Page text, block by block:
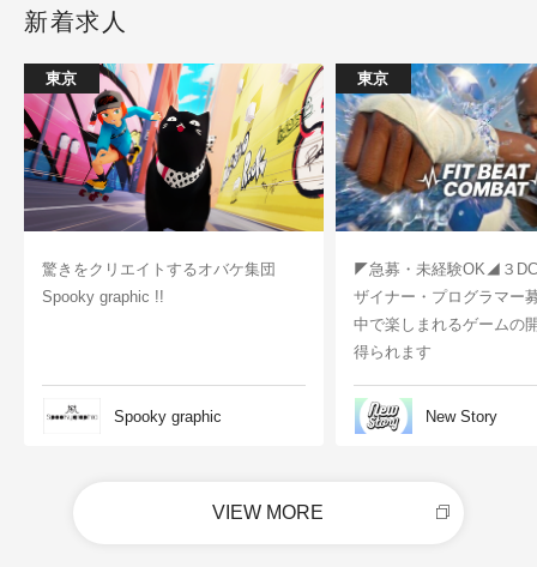
新着求人
東京
驚きをクリエイトするオバケ集団
Spooky graphic !!
Spooky graphic
東京
◤急募・未経験OK◢３
ザイナー・プログラマー
中で楽しまれるゲームの
得られます
New Story
VIEW MORE